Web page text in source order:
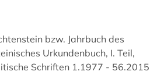
bzw. Jahrbuch des
Urkundenbuch, I. Teil,
Schriften 1.1977 - 56.2015